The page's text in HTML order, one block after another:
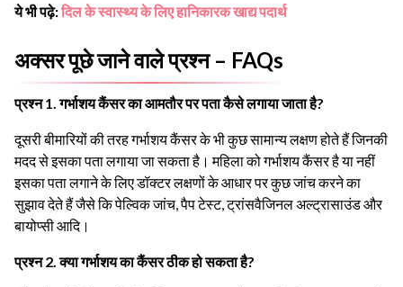
ये भी पढ़े:दिल के स्वास्थ्य के लिए हानिकारक खाद्य पदार्थ
अक्सर पूछे जाने वाले प्रश्न – FAQs
प्रश्न 1. गर्भाशय कैंसर का आमतौर पर पता कैसे लगाया जाता है?
दूसरी बीमारियों की तरह गर्भाशय कैंसर के भी कुछ सामान्य लक्षण होते हैं जिनकी
मदद से इसका पता लगाया जा सकता है। महिला को गर्भाशय कैंसर है या नहीं
इसका पता लगाने के लिए डॉक्टर लक्षणों के आधार पर कुछ जांच करने का
सुझाव देते हैं जैसे कि पेल्विक जांच, पैप टेस्ट, ट्रांसवैजिनल अल्ट्रासाउंड और
बायोप्सी आदि।
प्रश्न 2.क्या गर्भाशय का कैंसर ठीक हो सकता है?